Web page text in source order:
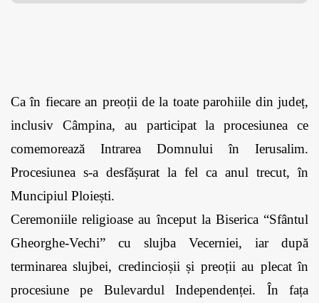
Ca în fiecare an preoții de la toate parohiile din județ,
inclusiv Câmpina, au participat la procesiunea ce
comemorează Intrarea Domnului în Ierusalim.
Procesiunea s-a desfășurat la fel ca anul trecut, în
Muncipiul Ploiești.
Ceremoniile religioase au început la Biserica “Sfântul
Gheorghe-Vechi” cu slujba Vecerniei, iar după
terminarea slujbei, credincioșii și preoții au plecat în
procesiune pe Bulevardul Independenței. În fața